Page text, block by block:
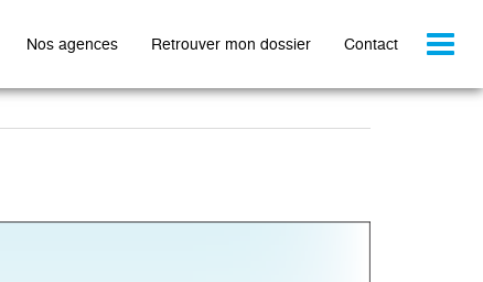
Nos agences Retrouver mon dossier Contact